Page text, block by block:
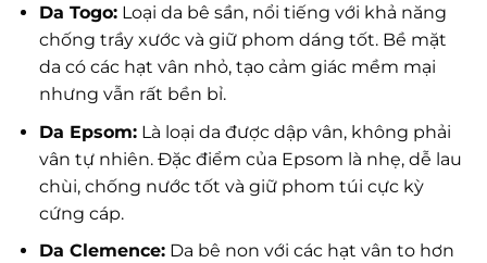
Da Togo:Loại da bê sần, nổi tiếng với khả năng
chống trầy xước và giữ phom dáng tốt. Bề mặt
da có các hạt vân nhỏ, tạo cảm giác mềm mại
nhưng vẫn rất bền bỉ.
Da Epsom:Là loại da được dập vân, không phải
vân tự nhiên. Đặc điểm của Epsom là nhẹ, dễ lau
chùi, chống nước tốt và giữ phom túi cực kỳ
cứng cáp.
Da Clemence:Da bê non với các hạt vân to hơn